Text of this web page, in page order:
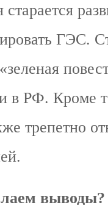
ГЭС.
в РФ. Кроме
трепетно
выводы?